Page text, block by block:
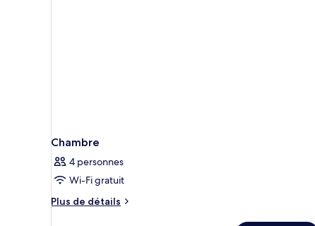
Chambre
4 personnes
Wi-Fi gratuit
Plus de détails
Plus